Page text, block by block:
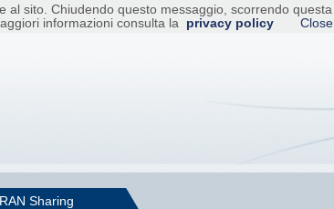
sito. Chiudendo questo messaggio, scorrendo
informazioni consulta la
privacy policy
RAN Sharing